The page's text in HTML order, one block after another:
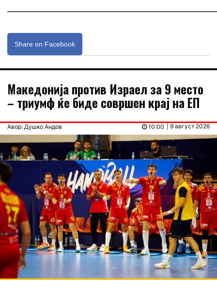
Share on Facebook
Македонија против Израел за 9 место
– триумф ќе биде совршен крај на ЕП
Авор: Душко Андов | 9 август 2026
10:00